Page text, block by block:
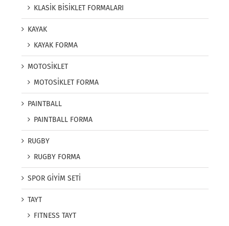
KLASİK BİSİKLET FORMALARI
KAYAK
KAYAK FORMA
MOTOSİKLET
MOTOSİKLET FORMA
PAINTBALL
PAINTBALL FORMA
RUGBY
RUGBY FORMA
SPOR GİYİM SETİ
TAYT
FITNESS TAYT